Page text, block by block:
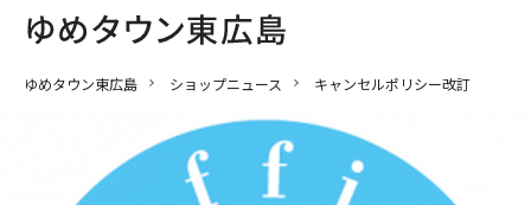
ゆめタウン東広島 ショップニュース キャンセルポリシー改訂